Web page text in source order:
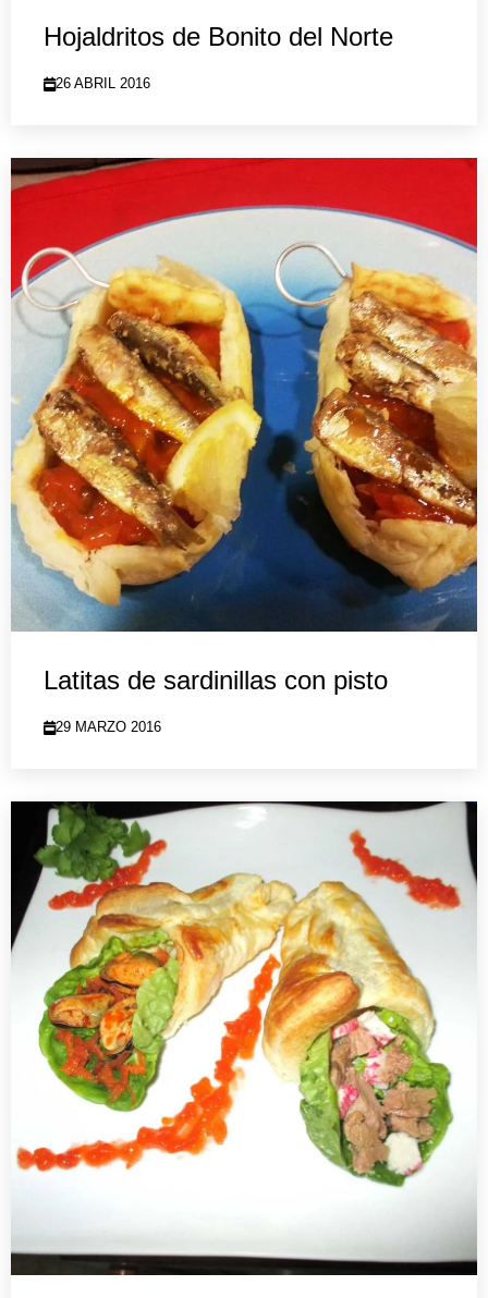
Hojaldritos de Bonito del Norte
26 ABRIL 2016
Latitas de sardinillas con pisto
29 MARZO 2016